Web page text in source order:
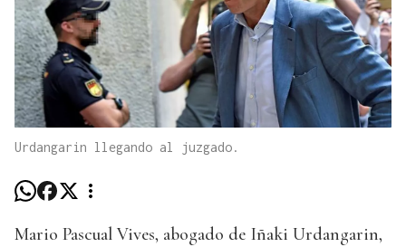
Urdangarin llegando al juzgado.
Mario Pascual Vives, abogado de Iñaki Urdangarin,